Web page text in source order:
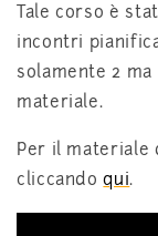
Tale corso è
incontri
solamente 2
materiale.
Per il
cliccandoqui.